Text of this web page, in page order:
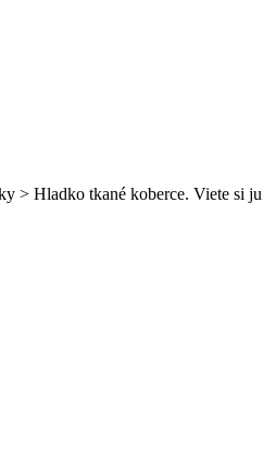
> Hladko tkané koberce. Viete si ju